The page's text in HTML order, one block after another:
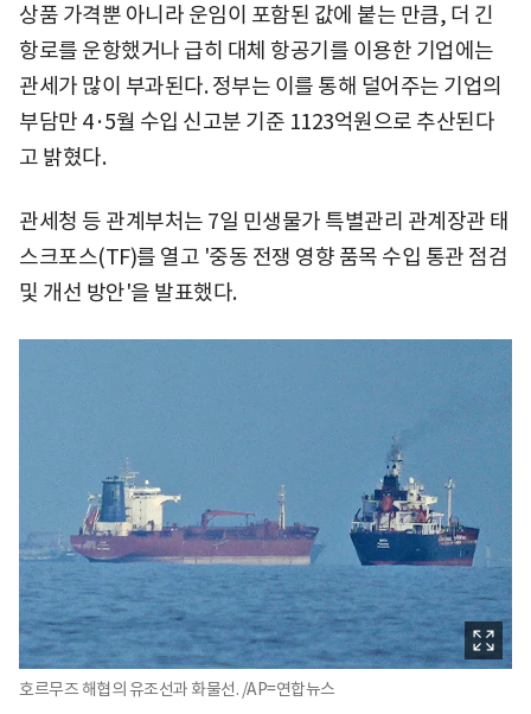
상품 가격뿐 아니라 운임이 포함된 값에 붙는 만큼, 더 긴
항로를 운항했거나 급히 대체 항공기를 이용한 기업에는
관세가 많이 부과된다. 정부는 이를 통해 덜어주는 기업의
부담만 4·5월 수입 신고분 기준 1123억원으로 추산된다
고 밝혔다.
관세청 등 관계부처는 7일 민생물가 특별관리 관계장관 태
스크포스(TF)를 열고 '중동 전쟁 영향 품목 수입 통관 점검
및 개선 방안'을 발표했다.
호르무즈 해협의 유조선과 화물선. /AP=연합뉴스